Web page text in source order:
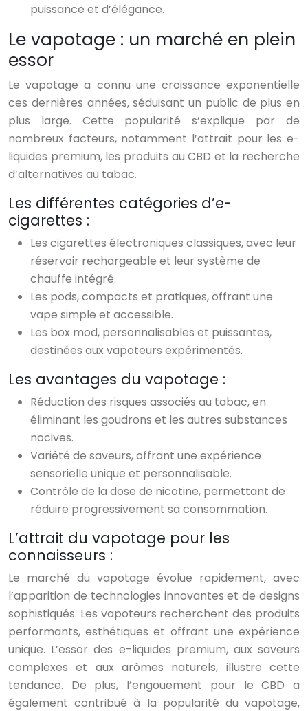
puissance et d’élégance.
Le vapotage : un marché en plein
essor
Le vapotage a connu une croissance exponentielle
ces dernières années, séduisant un public de plus en
plus large. Cette popularité s’explique par de
nombreux facteurs, notamment l’attrait pour les e-
liquides premium, les produits au CBD et la recherche
d’alternatives au tabac.
Les différentes catégories d’e-
cigarettes :
Les cigarettes électroniques classiques, avec leur
réservoir rechargeable et leur système de
chauffe intégré.
Les pods, compacts et pratiques, offrant une
vape simple et accessible.
Les box mod, personnalisables et puissantes,
destinées aux vapoteurs expérimentés.
Les avantages du vapotage :
Réduction des risques associés au tabac, en
éliminant les goudrons et les autres substances
nocives.
Variété de saveurs, offrant une expérience
sensorielle unique et personnalisable.
Contrôle de la dose de nicotine, permettant de
réduire progressivement sa consommation.
L’attrait du vapotage pour les
connaisseurs :
Le marché du vapotage évolue rapidement, avec
l’apparition de technologies innovantes et de designs
sophistiqués. Les vapoteurs recherchent des produits
performants, esthétiques et offrant une expérience
unique. L’essor des e-liquides premium, aux saveurs
complexes et aux arômes naturels, illustre cette
tendance. De plus, l’engouement pour le CBD a
également contribué à la popularité du vapotage,